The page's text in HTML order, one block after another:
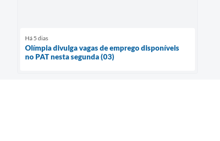
Há 5 dias
Olímpia divulga vagas de emprego disponíveis
no PAT nesta segunda (03)